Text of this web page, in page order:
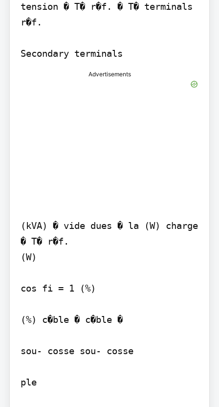
tension � T� r�f. � T� terminals
r�f.
Secondary terminals
Advertisements
(kVA) � vide dues � la (W) charge
� T� r�f.
(W)
cos fi = 1 (%)
(%) c�ble � c�ble �
sou- cosse sou- cosse
ple